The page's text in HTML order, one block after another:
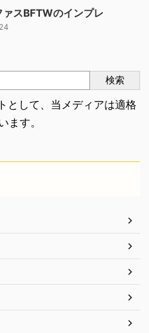
スBFTWのインプレ
検索
として、当メディアは適格
ます。